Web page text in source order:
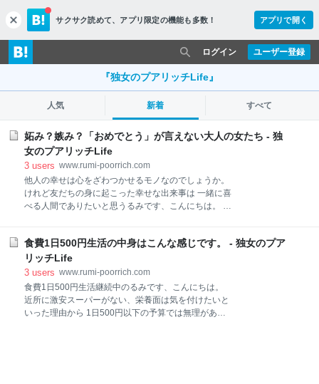
c
l
o
s
サクサク読めて、 アプリ限定の機能も多数！ アプリで開く
ユーザー登録
ログイン
『独女のプアリッチLife』
人気 新着 すべて
妬み？嫉み？「おめでとう」が言えない大人の女たち - 独
女のプアリッチLife
3 users www.rumi-poorrich.com
他人の幸せは心をざわつかせるモノなのでしょうか。
けれど友だちの身に起こった幸せな出来事は 一緒に喜
べる人間でありたいと思うるみです、こんにちは。 今
思考 他にもいた！おめでとうが言えない女 まとめ 息
子の就職が決まった時のこと 私は日頃、子供の話はし
ません。 人間、子どもと孫の話しかしなくなったら終
わり・・・くらいに思っていますし 他人の子ども自
慢、孫自慢って度が過ぎると退屈以外の何ものでもな
いです。 子どもがいない方もいますし、サクッと終わ
食費1日500円生活の中身はこんな感じです。 - 独女のプア
リッチLife
3 users www.rumi-poorrich.com
食費1日500円生活継続中のるみです、こんにちは。
近所に激安スーパーがない、栄養面は気を付けたいと
いった理由から 1日500円以下の予算では無理がある